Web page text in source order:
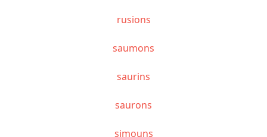
rusions
saumons
saurins
saurons
simouns